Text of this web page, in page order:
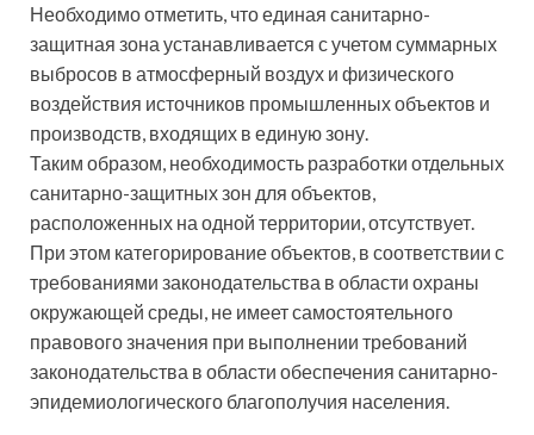
Необходимо отметить, что единая санитарно-
защитная зона устанавливается с учетом суммарных
выбросов в атмосферный воздух и физического
воздействия источников промышленных объектов и
производств, входящих в единую зону.
Таким образом, необходимость разработки отдельных
санитарно-защитных зон для объектов,
расположенных на одной территории, отсутствует.
При этом категорирование объектов, в соответствии с
требованиями законодательства в области охраны
окружающей среды, не имеет самостоятельного
правового значения при выполнении требований
законодательства в области обеспечения санитарно-
эпидемиологического благополучия населения.